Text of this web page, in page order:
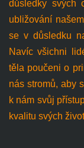
důsledky svých
ubližování
se v důsledku
Navíc všichni
těla poučeni o
nás stromů, aby
k nám svůj
kvalitu svých